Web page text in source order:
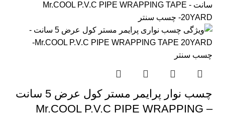
چسب نوار پرایمر مستر کول عرض 5 سانت
– Mr.COOL P.V.C PIPE WRAPPING